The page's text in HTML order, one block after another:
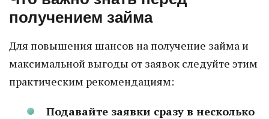
получением займа
Для повышения шансов на получение займа и
максимальной выгоды от заявок следуйте этим
практическим рекомендациям:
Подавайте заявки сразу в несколько